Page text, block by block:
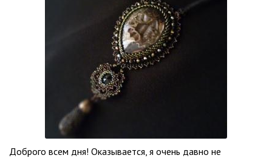
Доброго всем дня! Оказывается, я очень давно не